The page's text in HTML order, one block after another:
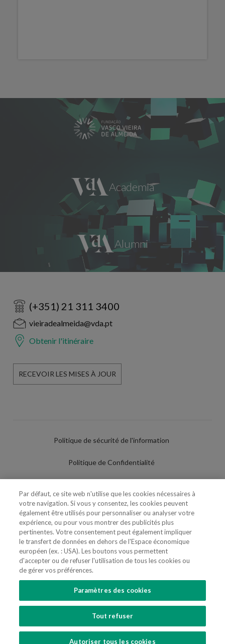
(+351) 21 311 3400
vieiradealmeida@vda.pt
Obtenir l'itinéraire
RECEVOIR LES MISES À JOUR
Politique de sécurité de l'information
Politique de Confidentialité
Politique de Cookies
Paramètres des cookies
Utilisation Frauduleuse du Nom/Brand
SUIVEZ-NOUS
Advogados e Consultores, SP RL. Todos os direitos reservados.
Created by
SOFTWAY
Par défaut, ce site web n'utilise que les cookies nécessaires à
votre navigation. Si vous y consentez, les cookies peuvent
également être utilisés pour personnaliser ou analyser votre
expérience, ou pour vous montrer des publicités plus
pertinentes. Votre consentement peut également impliquer
le transfert de données en dehors de l'Espace économique
européen (ex. : USA). Les boutons vous permettent
d'accepter ou de refuser l'utilisation de tous les cookies ou
de gérer vos préférences.
Paramètres des cookies
Tout refuser
Autoriser tous les cookies